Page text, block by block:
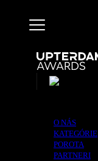
O NÁS
KATEGÓRIE
POROTA
PARTNERI